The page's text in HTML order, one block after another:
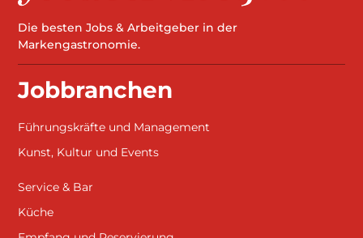
Die besten Jobs & Arbeitgeber in der
Markengastronomie.
Jobbranchen
Führungskräfte und Management
Kunst, Kultur und Events
Service & Bar
Küche